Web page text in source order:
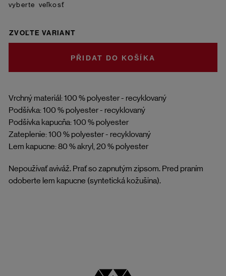
Vrchný materiál: 100 % polyester - recyklovaný
Podšívka: 100 % polyester - recyklovaný
Podšívka kapucňa: 100 % polyester
Zateplenie: 100 % polyester - recyklovaný
Lem kapucne: 80 % akryl, 20 % polyester
Nepoužívať aviváž. Prať so zapnutým zipsom. Pred praním
odoberte lem kapucne (syntetická kožušina).
veľkosť
ZVOĽTE VARIANT
DO KOŠÍKA